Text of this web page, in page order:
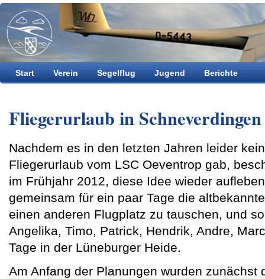
Start Verein Segelflug Jugend Berichte
Fliegerurlaub in Schneverdingen
Nachdem es in den letzten Jahren leider
Fliegerurlaub vom LSC Oeventrop gab,
im Frühjahr 2012, diese Idee wieder
gemeinsam für ein paar Tage die
einen anderen Flugplatz zu tauschen, und
Angelika, Timo, Patrick, Hendrik, Andre,
Tage in der Lüneburger Heide.
Am Anfang der Planungen wurden zunächst